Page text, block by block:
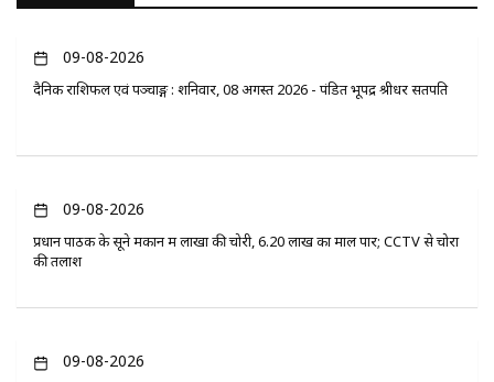
09-08-2026
दैनिक राशिफल एवं पञ्चाङ्ग : शनिवार, 08 अगस्त 2026 - पंडित भूपेंद्र श्रीधर सतपति
09-08-2026
प्रधान पाठक के सूने मकान में लाखों की चोरी, 6.20 लाख का माल पार; CCTV से चोरों
की तलाश
09-08-2026